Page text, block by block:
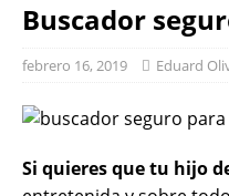
Buscador
febrero 16, 2019 Eduard
Si quieres que tu hijo